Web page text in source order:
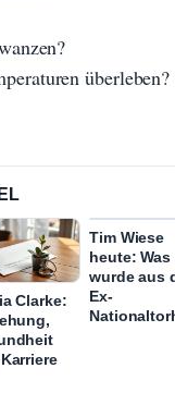
überleben?
Clarke:
Tim Wiese
heute: Was
wurde aus
Ex-